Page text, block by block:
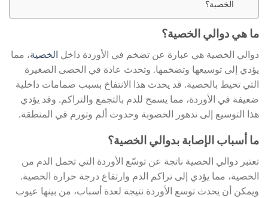
الخصية؟
ما هي دوالي الخصية؟
دوالي الخصية هي عبارة عن تضخم في الأوردة داخل الخصية، مما
يؤدي إلى توسيعها وتضخمها. وتحدث عادة في الحصى الصغيرة
التي تحيط بالخصية. قد يحدث هذا الانتفاخ بسبب صمامات داخلية
ضعيفة في الأوردة، مما يسمح للدم بالتجمع والتراكم. وقد يؤدي
هذا التوسيع إلى تدهور الخصوبة وحدوث ألم وتورم في المنطقة.
ما أسباب الإصابة بدوالي الخصية؟
تعتبر دوالي الخصية ناتجة عن توسّع الأوردة التي تحمل الدم من
الخصية، مما يؤدي إلى تراكم الدم وارتفاع درجة حرارة الخصية.
ويمكن أن يحدث توسع الأوردة نتيجة لعدة أسباب، من بينها عيوب